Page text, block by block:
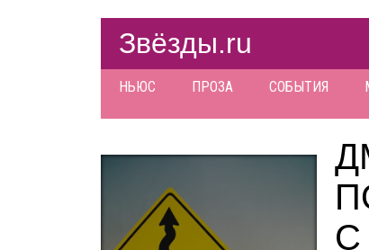
Звёзды.ru
НЬЮС ПРОЗА СОБЫТИЯ
С